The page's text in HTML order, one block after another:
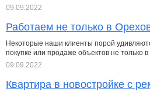
09.09.2022
Работаем не только в
Некоторые наши клиенты порой
покупке или продаже объектов не только в
09.09.2022
Квартира в новостройке с